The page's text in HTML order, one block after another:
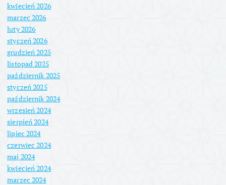
kwiecień 2026
marzec 2026
luty 2026
styczeń 2026
grudzień 2025
listopad 2025
październik 2025
styczeń 2025
październik 2024
wrzesień 2024
sierpień 2024
lipiec 2024
czerwiec 2024
maj 2024
kwiecień 2024
marzec 2024